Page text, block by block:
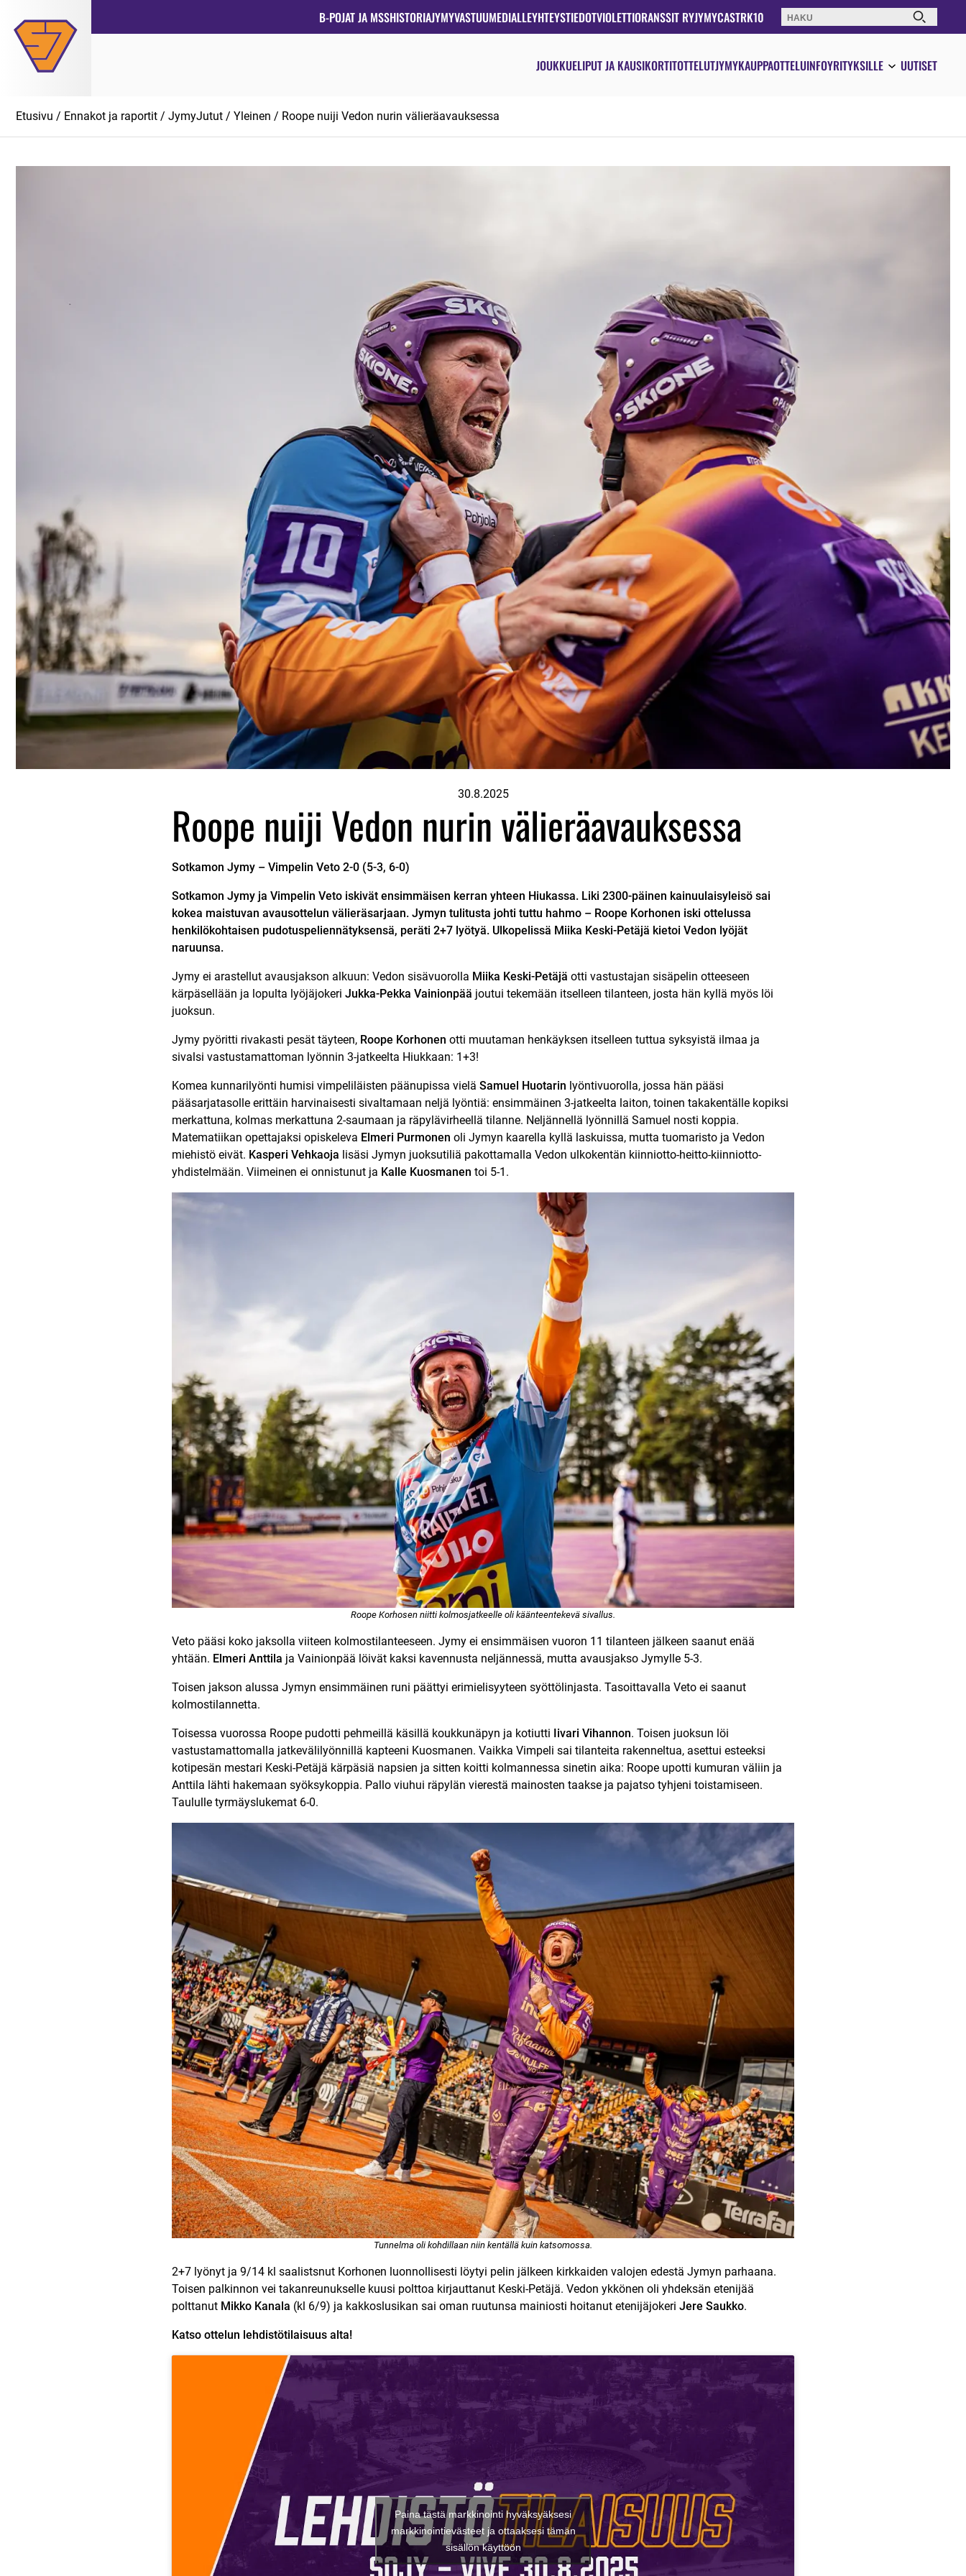
suoraan
sisältöön
B-POJAT JA MSSHISTORIAJYMYVASTUUMEDIALLEYHTEYSTIEDOTVIOLETTIORANSSIT RYJYMYCASTRK10 Haku:
JOUKKUELIPUT JA KAUSIKORTITOTTELUTJYMYKAUPPAOTTELUINFOYRITYKSILLE UUTISET
Etusivu / Ennakot ja raportit / JymyJutut / Yleinen / Roope nuiji Vedon nurin välieräavauksessa
30.8.2025
Roope nuiji Vedon nurin välieräavauksessa
Sotkamon Jymy – Vimpelin Veto2-0 (5-3, 6-0)
Sotkamon Jymy ja Vimpelin Veto iskivät ensimmäisen kerran yhteen Hiukassa. Liki 2300-päinen kainuulaisyleisö sai
kokea maistuvan avausottelun välieräsarjaan. Jymyn tulitusta johti tuttu hahmo – Roope Korhonen iski ottelussa
henkilökohtaisen pudotuspeliennätyksensä, peräti 2+7 lyötyä. Ulkopelissä Miika Keski-Petäjä kietoi Vedon lyöjät
naruunsa.
Jymy ei arastellut avausjakson alkuun: Vedon sisävuorolla Miika Keski-Petäjä otti vastustajan sisäpelin otteeseen
kärpäsellään ja lopulta lyöjäjokeri Jukka-Pekka Vainionpää joutui tekemään itselleen tilanteen, josta hän kyllä myös löi
juoksun.
Jymy pyöritti rivakasti pesät täyteen, Roope Korhonen otti muutaman henkäyksen itselleen tuttua syksyistä ilmaa ja
sivalsi vastustamattoman lyönnin 3-jatkeelta Hiukkaan: 1+3!
Komea kunnarilyönti humisi vimpeliläisten päänupissa vielä Samuel Huotarin lyöntivuorolla, jossa hän pääsi
pääsarjatasolle erittäin harvinaisesti sivaltamaan neljä lyöntiä: ensimmäinen 3-jatkeelta laiton, toinen takakentälle kopiksi
merkattuna, kolmas merkattuna 2-saumaan ja räpylävirheellä tilanne. Neljännellä lyönnillä Samuel nosti koppia.
Matematiikan opettajaksi opiskeleva Elmeri Purmonen oli Jymyn kaarella kyllä laskuissa, mutta tuomaristo ja Vedon
miehistö eivät. Kasperi Vehkaoja lisäsi Jymyn juoksutiliä pakottamalla Vedon ulkokentän kiinniotto-heitto-kiinniotto-
yhdistelmään. Viimeinen ei onnistunut ja Kalle Kuosmanen toi 5-1.
Roope Korhosen niitti kolmosjatkeelle oli käänteentekevä sivallus.
Veto pääsi koko jaksolla viiteen kolmostilanteeseen. Jymy ei ensimmäisen vuoron 11 tilanteen jälkeen saanut enää
yhtään. Elmeri Anttila ja Vainionpää löivät kaksi kavennusta neljännessä, mutta avausjakso Jymylle 5-3.
Toisen jakson alussa Jymyn ensimmäinen runi päättyi erimielisyyteen syöttölinjasta. Tasoittavalla Veto ei saanut
kolmostilannetta.
Toisessa vuorossa Roope pudotti pehmeillä käsillä koukkunäpyn ja kotiutti Iivari Vihannon. Toisen juoksun löi
vastustamattomalla jatkevälilyönnillä kapteeni Kuosmanen. Vaikka Vimpeli sai tilanteita rakenneltua, asettui esteeksi
kotipesän mestari Keski-Petäjä kärpäsiä napsien ja sitten koitti kolmannessa sinetin aika: Roope upotti kumuran väliin ja
Anttila lähti hakemaan syöksykoppia. Pallo viuhui räpylän vierestä mainosten taakse ja pajatso tyhjeni toistamiseen.
Taululle tyrmäyslukemat 6-0.
Tunnelma oli kohdillaan niin kentällä kuin katsomossa.
2+7 lyönyt ja 9/14 kl saalistsnut Korhonen luonnollisesti löytyi pelin jälkeen kirkkaiden valojen edestä Jymyn parhaana.
Toisen palkinnon vei takanreunukselle kuusi polttoa kirjauttanut Keski-Petäjä. Vedon ykkönen oli yhdeksän etenijää
polttanut Mikko Kanala (kl 6/9) ja kakkoslusikan sai oman ruutunsa mainiosti hoitanut etenijäjokeri Jere Saukko.
Katso ottelun lehdistötilaisuus alta!
Paina tästä markkinointi hyväksyäksesi
markkinointievästeet ja ottaaksesi tämän
sisällön käyttöön